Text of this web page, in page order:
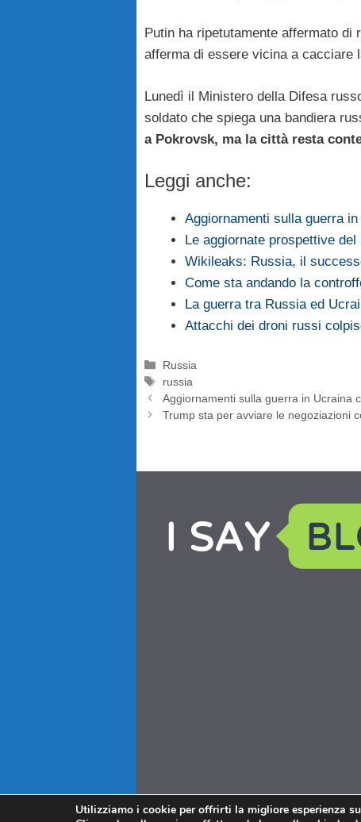
Putin ha ripetutamente affermato di
afferma di essere vicina a cacciare
Lunedì il Ministero della Difesa
soldato che spiega una bandiera
a Pokrovsk, ma la città resta
Leggi anche:
Aggiornamenti sulla guerra
Le aggiornate prospettive
Wikileaks: Russia, il
Come sta andando la
La guerra tra Russia ed
Attacchi dei droni russi
Categorie
Russia
Tag
russia
Aggiornamenti sulla guerra in Ucraina
Trump sta per avviare le negoziazioni
Utilizziamo i cookie per offrirti la migliore esperienza